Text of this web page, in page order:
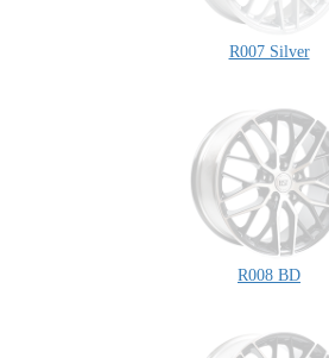
R007 Silver
R008 BD